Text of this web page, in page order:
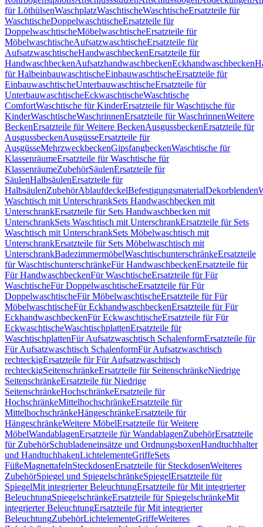
für LöthülsenWaschplatzWaschtischeWaschtischeErsatzteile für
WaschtischeDoppelwaschtischeErsatzteile für
DoppelwaschtischeMöbelwaschtischeErsatzteile für
MöbelwaschtischeAufsatzwaschtischeErsatzteile für
AufsatzwaschtischeHandwaschbeckenErsatzteile für
HandwaschbeckenAufsatzhandwaschbeckenEckhandwaschbecken
für HalbeinbauwaschtischeEinbauwaschtischeErsatzteile für
EinbauwaschtischeUnterbauwaschtischeErsatzteile für
UnterbauwaschtischeEckwaschtischeWaschtische
ComfortWaschtische für KinderErsatzteile für Waschtische für
KinderWaschtischeWaschrinnenErsatzteile für WaschrinnenWeitere
BeckenErsatzteile für Weitere BeckenAusgussbeckenErsatzteile für
AusgussbeckenAusgüsseErsatzteile für
AusgüsseMehrzweckbeckenGipsfangbeckenWaschtische für
KlassenräumeErsatzteile für Waschtische für
KlassenräumeZubehörSäulenErsatzteile für
SäulenHalbsäulenErsatzteile für
HalbsäulenZubehörAblaufdeckelBefestigungsmaterialDekorblenden
Waschtisch mit UnterschrankSets Handwaschbecken mit
UnterschrankErsatzteile für Sets Handwaschbecken mit
UnterschrankSets Waschtisch mit UnterschrankErsatzteile für Sets
Waschtisch mit UnterschrankSets Möbelwaschtisch mit
UnterschrankErsatzteile für Sets Möbelwaschtisch mit
UnterschrankBadezimmermöbelWaschtischunterschränkeErsatzteile
für WaschtischunterschränkeFür HandwaschbeckenErsatzteile für
Für HandwaschbeckenFür WaschtischeErsatzteile für Für
WaschtischeFür DoppelwaschtischeErsatzteile für Für
DoppelwaschtischeFür MöbelwaschtischeErsatzteile für Für
MöbelwaschtischeFür EckhandwaschbeckenErsatzteile für Für
EckhandwaschbeckenFür EckwaschtischeErsatzteile für Für
EckwaschtischeWaschtischplattenErsatzteile für
WaschtischplattenFür Aufsatzwaschtisch SchalenformErsatzteile für
Für Aufsatzwaschtisch SchalenformFür Aufsatzwaschtisch
rechteckigErsatzteile für Für Aufsatzwaschtisch
rechteckigSeitenschränkeErsatzteile für SeitenschränkeNiedrige
SeitenschränkeErsatzteile für Niedrige
SeitenschränkeHochschränkeErsatzteile für
HochschränkeMittelhochschränkeErsatzteile für
MittelhochschränkeHängeschränkeErsatzteile für
HängeschränkeWeitere MöbelErsatzteile für Weitere
MöbelWandablagenErsatzteile für WandablagenZubehörErsatzteile
für ZubehörSchubladeneinsätze und OrdnungsboxenHandtuchhalter
und HandtuchhakenLichtelementeGriffeSets
FüßeMagnettafelnSteckdosenErsatzteile für SteckdosenWeiteres
ZubehörSpiegel und SpiegelschränkeSpiegelErsatzteile für
SpiegelMit integrierter BeleuchtungErsatzteile für Mit integrierter
BeleuchtungSpiegelschränkeErsatzteile für SpiegelschränkeMit
integrierter BeleuchtungErsatzteile für Mit integrierter
BeleuchtungZubehörLichtelementeGriffeWeiteres